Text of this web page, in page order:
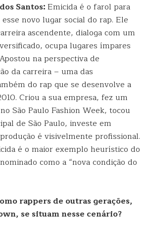
Santos:Emicida é o farol para
novo lugar social do rap. Ele
ascendente, dialoga com um
ocupa lugares ímpares
na perspectiva de
da carreira – uma das
do rap que se desenvolve a
Criou a sua empresa, fez um
São Paulo Fashion Week, tocou
de São Paulo, investe em
é visivelmente profissional.
é o maior exemplo heurístico do
como a “nova condição do
rappers de outras gerações,
se situam nesse cenário?